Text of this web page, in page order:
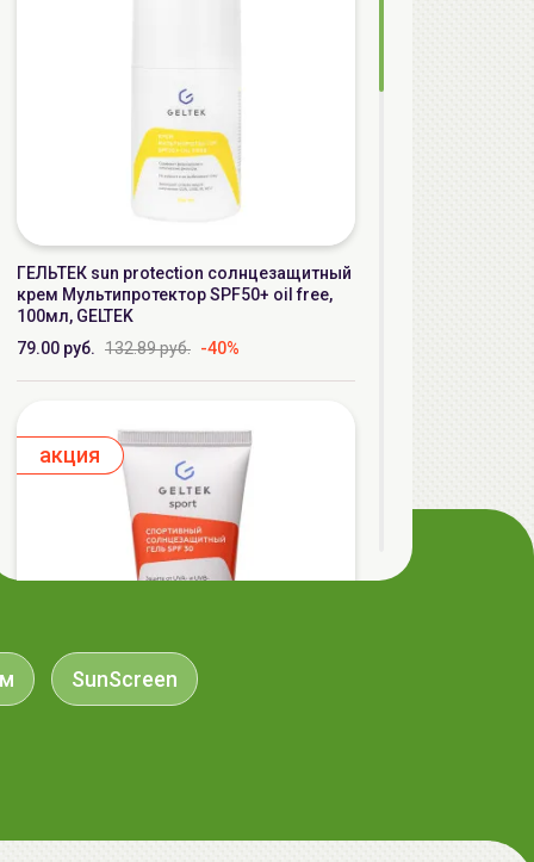
ГЕЛЬТЕК sun protection солнцезащитный
крем Мультипротектор SPF50+ oil free,
100мл, GELTEK
79.00 руб. 132.89 руб. -40%
aкция
89.99 руб. 155.69 руб. -42%
SunScreen